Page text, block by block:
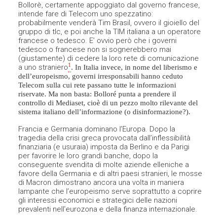
Bollorè, certamente appoggiato dal governo francese,
intende fare di Telecom uno spezzatino:
probabilmente venderà Tim Brasil, ovvero il gioiello del
gruppo di tlc, e poi anche la TIM italiana a un operatore
francese o tedesco. E’ ovvio però che i governi
tedesco o francese non si sognerebbero mai
(giustamente) di cedere la loro rete di comunicazione
a uno straniero1. In Italia invece, in nome del liberismo e
dell’europeismo, governi irresponsabili hanno ceduto
Telecom sulla cui rete passano tutte le informazioni
riservate. Ma non basta: Bolloré punta a prendere il
controllo di Mediaset, cioè di un pezzo molto rilevante del
sistema italiano dell’informazione (o disinformazione?).
Francia e Germania dominano l’Europa. Dopo la
tragedia della crisi greca provocata dall’inflessibilità
finanziaria (e usuraia) imposta da Berlino e da Parigi
per favorire le loro grandi banche, dopo la
conseguente svendita di molte aziende elleniche a
favore della Germania e di altri paesi stranieri, le mosse
di Macron dimostrano ancora una volta in maniera
lampante che l’europeismo serve soprattutto a coprire
gli interessi economici e strategici delle nazioni
prevalenti nell’eurozona e della finanza internazionale.